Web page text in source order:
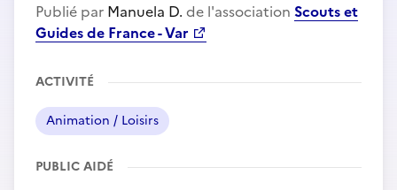
Publié par Manuela D. de l'association Scouts et
Guides de France - Var
ACTIVITÉ
Animation / Loisirs
PUBLIC AIDÉ